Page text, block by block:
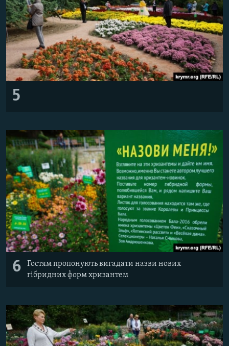
5
6
Гостям пропонують вигадати назви нових
гібридних форм хризантем